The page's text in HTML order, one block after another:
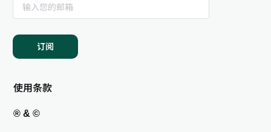
订阅
使用条款
® & ©